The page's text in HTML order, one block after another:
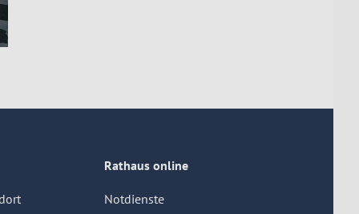
Rathaus online
Notdienste